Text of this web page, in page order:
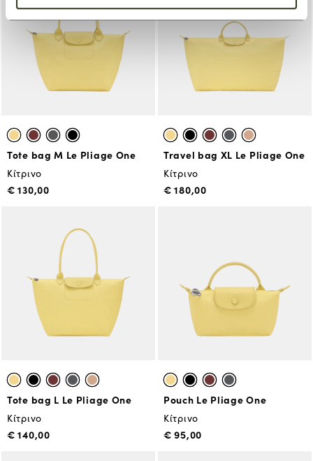
Tote bag Μ Le Pliage One
Κίτρινο
€ 130,00
Travel bag XL Le Pliage One
Κίτρινο
€ 180,00
Tote bag L Le Pliage One
Κίτρινο
€ 140,00
Pouch Le Pliage One
Κίτρινο
€ 95,00